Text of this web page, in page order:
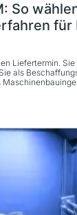
So
für
Liefertermin.
als